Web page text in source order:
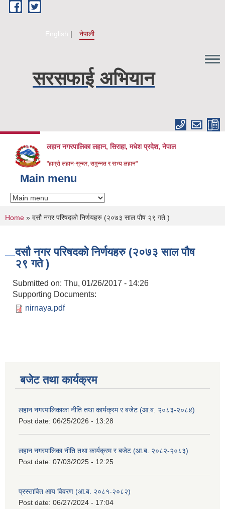
Skip to main content
English नेपाली
सरसफाई अभियान
लहान नगरपालिका लहान, सिराहा, मधेश प्रदेश, नेपाल
"हाम्रो लहान-सुन्दर, समुन्नत र सभ्य लहान"
Main menu
You are here
Home » दसौ नगर परिषदको निर्णयहरु (२०७३ साल पौष २९ गते )
दसौ नगर परिषदको निर्णयहरु (२०७३ साल पौष
२९ गते )
Submitted on: Thu, 01/26/2017 - 14:26
Supporting Documents:
nirnaya.pdf
बजेट तथा कार्यक्रम
लहान नगरपालिकाका नीति तथा कार्यक्रम र बजेट (आ.ब. २०८३-२०८४)
Post date: 06/25/2026 - 13:28
लहान नगरपालिका नीति तथा कार्यक्रम र बजेट (आ.ब. २०८२-२०८३)
Post date: 07/03/2025 - 12:25
प्रस्तावित आय विवरण (आ.ब. २०८१-२०८२)
Post date: 06/27/2024 - 17:04